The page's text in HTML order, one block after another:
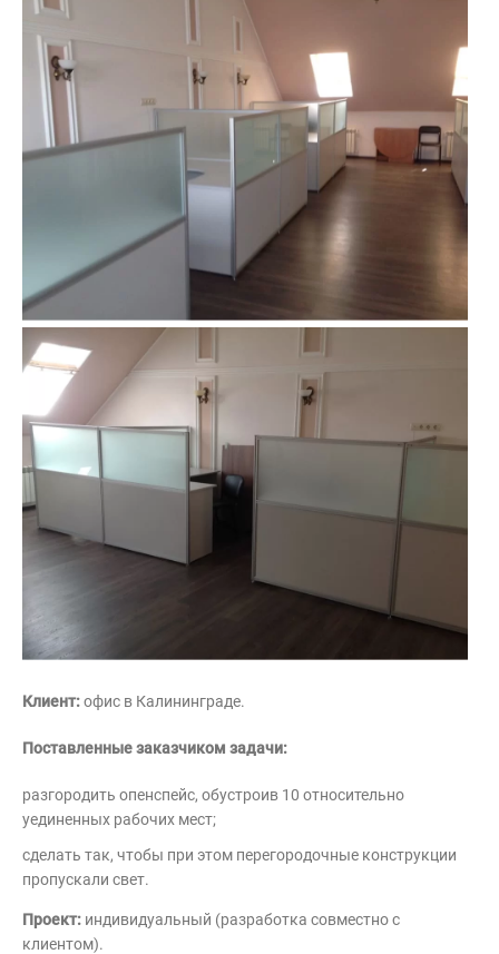
Клиент:офис в Калининграде.
Поставленные заказчиком задачи:
разгородить опенспейс, обустроив 10 относительно
уединенных рабочих мест;
сделать так, чтобы при этом перегородочные конструкции
пропускали свет.
Проект: индивидуальный (разработка совместно с
клиентом).